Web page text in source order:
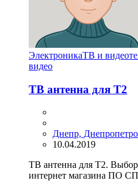
ЭлектроникаТВ и
видео
ТВ антенна для Т2
Днепр,
10.04.2019
ТВ антенна для Т2.
интернет магазина